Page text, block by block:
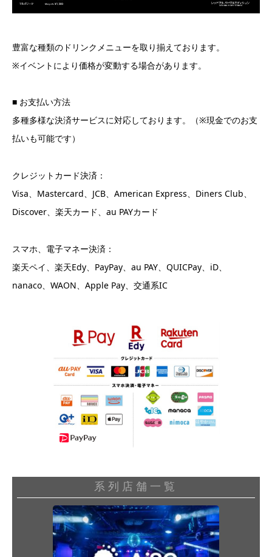
豊富な種類のドリンクメニューを取り揃えております。
※イベントにより価格が変動する場合があります。
■ お支払い方法
多種多様な決済サービスに対応しております。（※現金でのお支
払いも可能です）
クレジットカード決済：
Visa、Mastercard、JCB、American Express、Diners Club、
Discover、楽天カード、au PAYカード
スマホ、電子マネー決済：
楽天ペイ、楽天Edy、PayPay、au PAY、QUICPay、iD、
nanaco、WAON、Apple Pay、交通系IC
系列店舗一覧